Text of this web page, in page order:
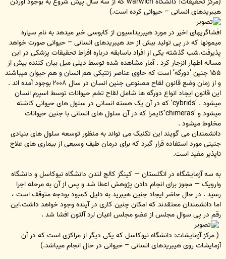
هیبریدهای انسانی – حیوانی کرده است.)
افشاگریهای اخیر در مورد هیبریداسیون از کابوسی خبر میدهد به نام سیاره
میمونها که در پی تولید بیش از حد هیبریدهای انسانی – حیوانی صورت خواهد
پذیرفت.شب گذشته یکی از افراد باسابقه درباره افراط تحقیقات پزشکی در این
مساله اظهار انزجار کرد . آمار مشاهده شده توسط دیلی میل بیان کننده بیش از
۱۵۵ جنین ‘دورگه’ است که حاوی عناصر ژنتیکی هم انسان و هم حیوان میباشند
و از زمان وضع قانون لقاح مصنوعی جنین انسان در سال ۲۰۰۸ بوجود آمده اند .
این قانون ایجاد انواع دورگه ها شامل لقاح تخم حیوانات توسط اسپرم انسان
میشود . ‘cybrids’ که در آن یک هسته انسانی در سلول های حیوانی کاشته
میشود و ‘chimeras’کایمرا که در آن سلول های انسانی با جنین حیوانات
مخلوط میشود .
دانشمندان می گویند این تکنیک می تواند به منظور توسعه سلول های بنیادی
جنینی مورد استفاده قرار گیرد که برای درمان طیف وسیعی از بیماری های علاج
ناپذیر مفید است.
به سه آزمایشگاه در انگلستان — کینگز کالج لندن دانشگاه نیوکاسل و دانشگاه
وارویک — مجوز برای انجام دادن پژوهش اعطا شد و پس از آن به مرحله اجرا
رسید . در حال حاضر ایجاد جنین هیبرید به دلیل کمبود بودجه متوقف است ،
اما دانشمندان معتقدند که امکان چنین کاری در آینده وجود خواهد داشت.این
رقم در پی سوال مجلس از عضو مجلس اعیان لرد آلتون افشا شد .
( مرکز آزمایشات: دانشگاه نیوکاسل که یکی دیگر از مراکزی است که در آن
آزمایشات روی هیبریدهای انسانی – حیوانی در حال انجام میباشد.)